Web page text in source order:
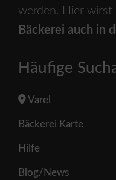
werden. Hier wirst
Bäckerei auch in
Häufige
Varel
Bäckerei Karte
Hilfe
Blog/News